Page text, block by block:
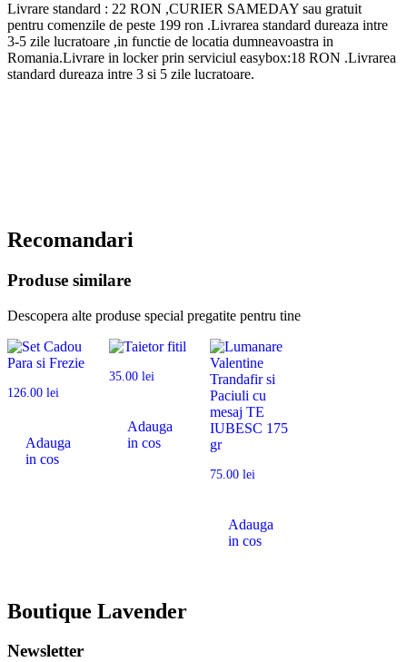
Livrare standard : 22 RON ,CURIER SAMEDAY sau gratuit
pentru comenzile de peste 199 ron .Livrarea standard dureaza intre
3-5 zile lucratoare ,in functie de locatia dumneavoastra in
Romania.Livrare in locker prin serviciul easybox:18 RON .Livrarea
standard dureaza intre 3 si 5 zile lucratoare.
Recomandari
Produse similare
Descopera alte produse special pregatite pentru tine
126.00 lei
Adauga
in cos
35.00 lei
Adauga
in cos
75.00lei
Adauga
in cos
Boutique Lavender
Newsletter